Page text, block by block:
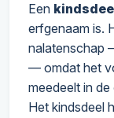
Een
erfgenaam is.
nalatenschap
— omdat het
meedeelt in de
Het kindsdeel